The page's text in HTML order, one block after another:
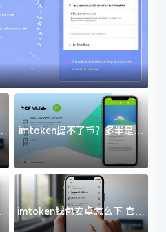
imtoken提不了币？多半是这
几件事没处理好
imtoken钱包安卓怎么下 官方
渠道避坑指南